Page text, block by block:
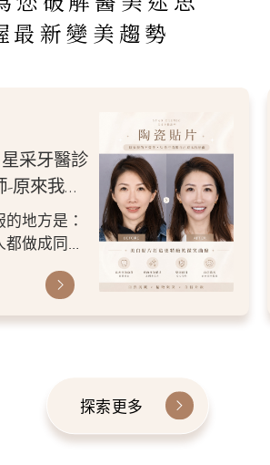
最新變美趨勢
星采牙醫診
原來我的
喜歡自己
地方是：
做成同一
。 現...
探索更多